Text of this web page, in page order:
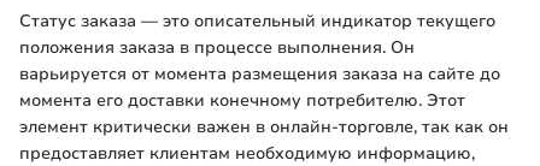
Статус заказа — это описательный индикатор текущего
положения заказа в процессе выполнения. Он
варьируется от момента размещения заказа на сайте до
момента его доставки конечному потребителю. Этот
элемент критически важен в онлайн-торговле, так как он
предоставляет клиентам необходимую информацию,